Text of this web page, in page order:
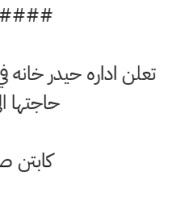
######
تعلن اداره حيدر خانه في
حاجتها الى
كابتن صالة